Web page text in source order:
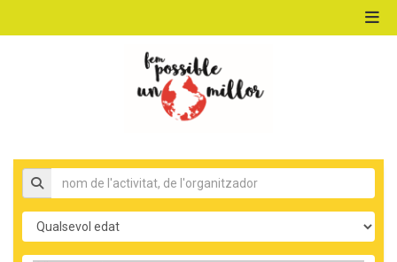
Nom de l'activitat, organitzador
Edat
ACTIVITATS D'ESTIU
MÓN ESCOLAR